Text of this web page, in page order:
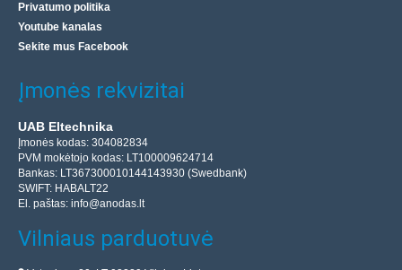
Privatumo politika
Youtube kanalas
Sekite mus Facebook
Įmonės rekvizitai
UAB Eltechnika
Įmonės kodas: 304082834
PVM mokėtojo kodas: LT100009624714
Bankas: LT367300010144143930 (Swedbank)
SWIFT: HABALT22
El. paštas: info@anodas.lt
Vilniaus parduotuvė